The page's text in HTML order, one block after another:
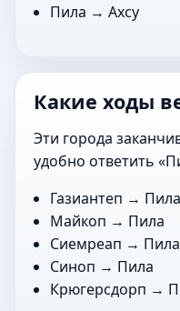
Пила →Ахсу
Какие ходы
Эти города
удобно ответить
Газиантеп → Пила
Майкоп → Пила
Сиемреап → Пила
Синоп → Пила
Крюгерсдорп →